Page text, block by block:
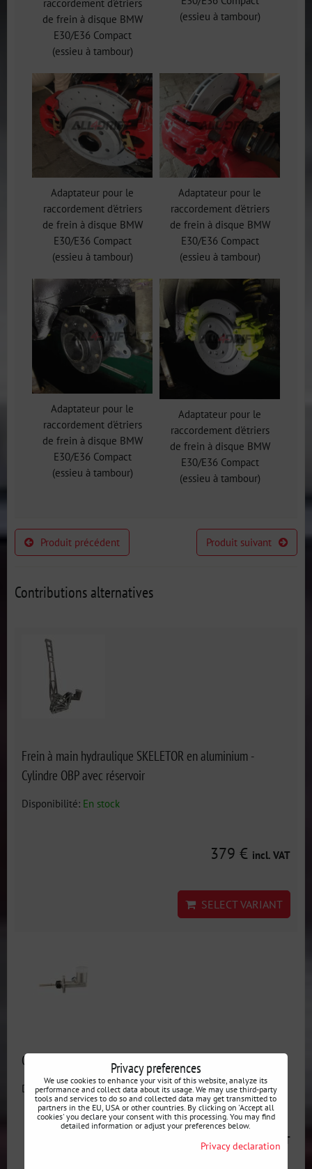
raccordement d'étriers
de frein à disque BMW
E30/E36 Compact
(essieu à tambour)
(essieu à tambour)
Adaptateur pour le
raccordement d'étriers
de frein à disque BMW
E30/E36 Compact
(essieu à tambour)
Adaptateur pour le
raccordement d'étriers
de frein à disque BMW
E30/E36 Compact
(essieu à tambour)
Adaptateur pour le
raccordement d'étriers
de frein à disque BMW
E30/E36 Compact
(essieu à tambour)
Adaptateur pour le
raccordement d'étriers
de frein à disque BMW
E30/E36 Compact
(essieu à tambour)
Produit précédent Produit suivant
Contributions alternatives
Frein à main hydraulique SKELETOR en aluminium -
Cylindre OBP avec réservoir
Disponibilité: En stock
379 € incl. VAT
SELECT VARIANT
Cylindre de frein OBP .625 avec réservoir intégré
Disponibilité:En stock
67 € incl. VAT
Privacy preferences
We use cookies to enhance your visit of this website, analyze its
performance and collect data about its usage. We may use third-party
tools and services to do so and collected data may get transmitted to
partners in the EU, USA or other countries. By clicking on 'Accept all
cookies' you declare your consent with this processing. You may find
detailed information or adjust your preferences below.
Privacy declaration